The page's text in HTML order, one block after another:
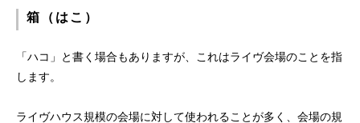
箱（はこ）
「ハコ」と書く場合もありますが、これはライヴ会場のことを指
します。
ライヴハウス規模の会場に対して使われることが多く、会場の規